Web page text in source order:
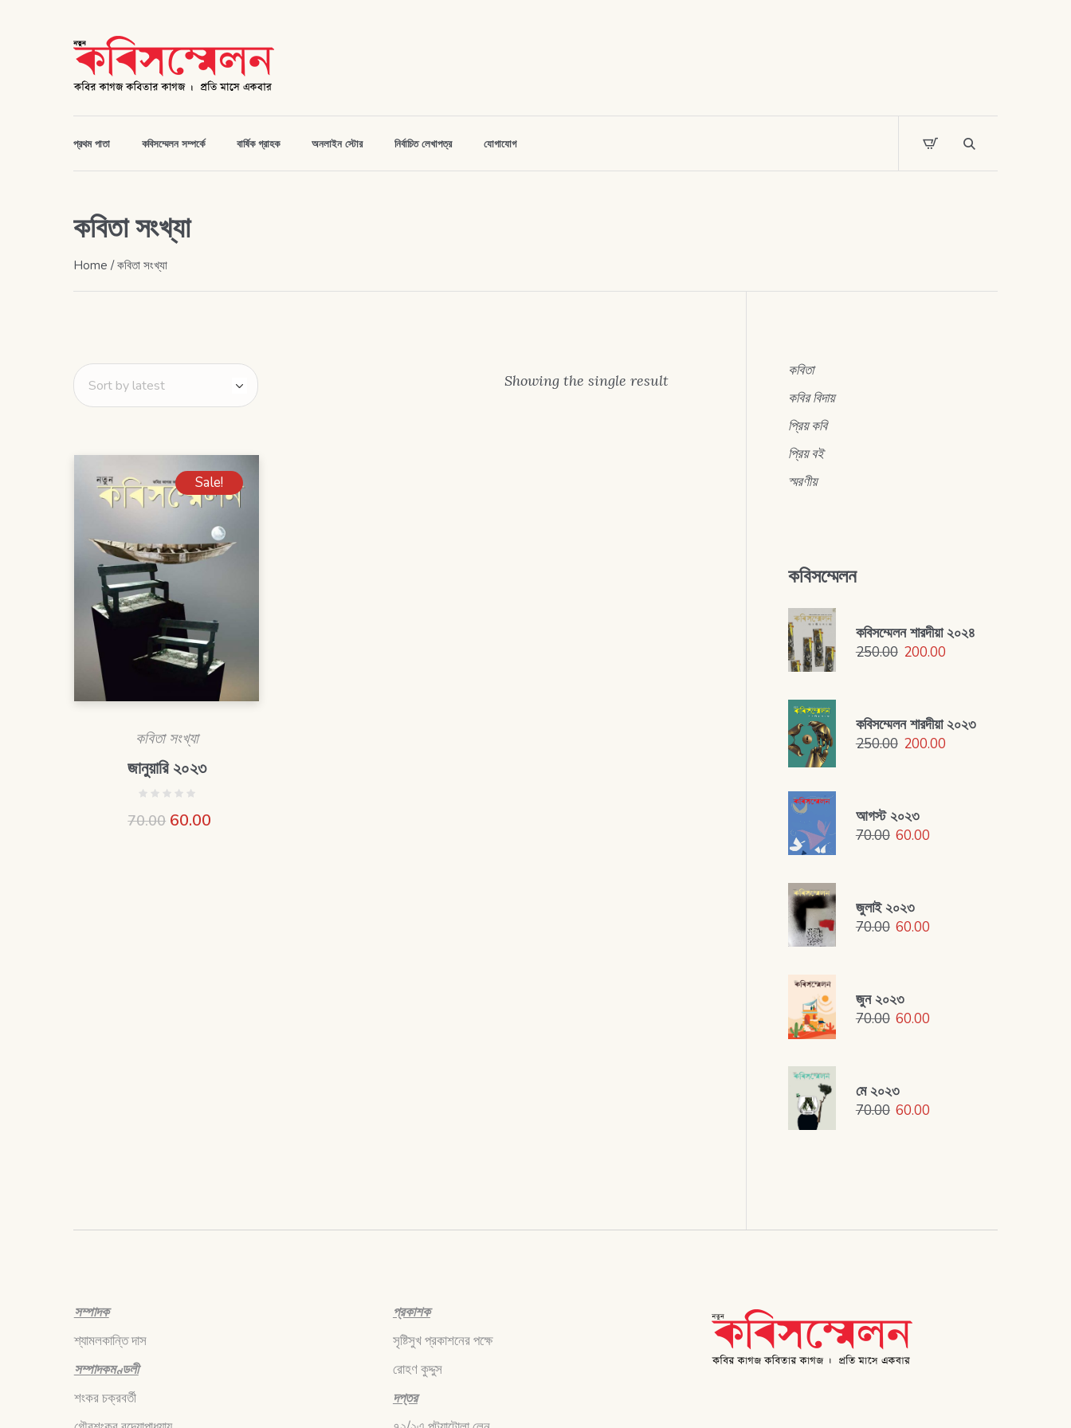
প্রথম পাতা কবিসম্মেলন সম্পর্কে বার্ষিক গ্রাহক অনলাইন স্টোর নির্বাচিত লেখাপত্র যোগাযোগ
কবিতা সংখ্যা
Home / কবিতা সংখ্যা
Showing the single result
Sale!
কবিতা সংখ্যা
জানুয়ারি ২০২৩
70.00 60.00
কবিতা
কবির বিদায়
প্রিয় কবি
প্রিয় বই
স্মরণীয়
কবিসম্মেলন
কবিসম্মেলন শারদীয়া ২০২৪
250.00 200.00
কবিসম্মেলন শারদীয়া ২০২৩
250.00 200.00
আগস্ট ২০২৩
70.00 60.00
জুলাই ২০২৩
70.00 60.00
জুন ২০২৩
70.00 60.00
মে ২০২৩
70.00 60.00
সম্পাদক
শ্যামলকান্তি দাস
সম্পাদকমণ্ডলী
শংকর চক্রবর্তী
প্রকাশক
সৃষ্টিসুখ প্রকাশনের পক্ষে
রোহণ কুদ্দুস
দপ্তর